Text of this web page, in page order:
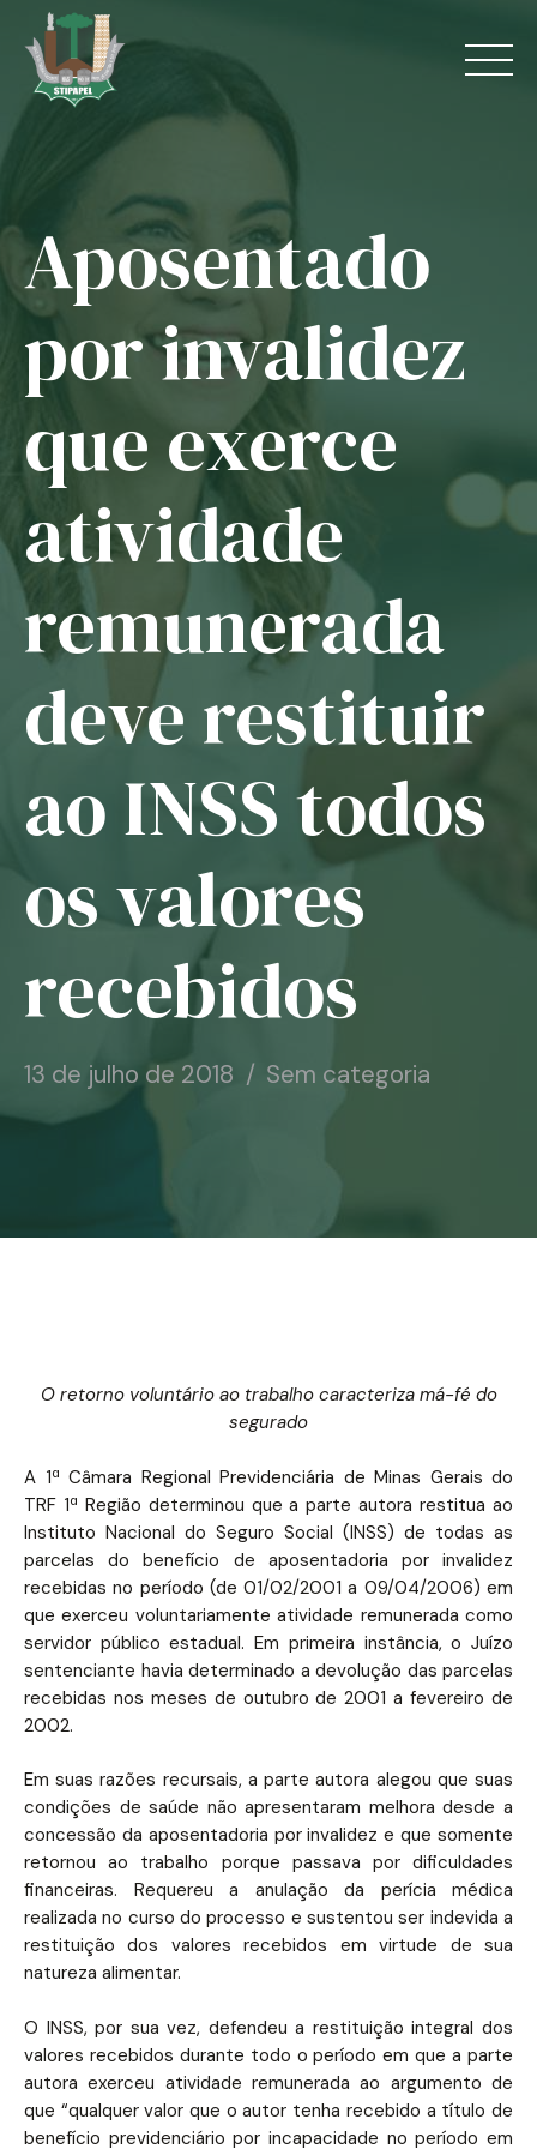
content
Home
O Sindicato
Jurídico
Convênios
Notícias
Associe-se
Contato
Aposentado
por invalidez
que exerce
atividade
remunerada
deve restituir
ao INSS todos
os valores
recebidos
13 de julho de 2018 Sem categoria
O retorno voluntário ao trabalho caracteriza má-fé do
segurado
A 1ª Câmara Regional Previdenciária de Minas Gerais do
TRF 1ª Região determinou que a parte autora restitua ao
Instituto Nacional do Seguro Social (INSS) de todas as
parcelas do benefício de aposentadoria por invalidez
recebidas no período (de 01/02/2001 a 09/04/2006) em
que exerceu voluntariamente atividade remunerada como
servidor público estadual. Em primeira instância, o Juízo
sentenciante havia determinado a devolução das parcelas
recebidas nos meses de outubro de 2001 a fevereiro de
2002.
Em suas razões recursais, a parte autora alegou que suas
condições de saúde não apresentaram melhora desde a
concessão da aposentadoria por invalidez e que somente
retornou ao trabalho porque passava por dificuldades
financeiras. Requereu a anulação da perícia médica
realizada no curso do processo e sustentou ser indevida a
restituição dos valores recebidos em virtude de sua
natureza alimentar.
O INSS, por sua vez, defendeu a restituição integral dos
valores recebidos durante todo o período em que a parte
autora exerceu atividade remunerada ao argumento de
que “qualquer valor que o autor tenha recebido a título de
benefício previdenciário por incapacidade no período em